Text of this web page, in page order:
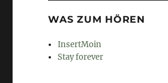
WAS ZUM HÖREN
InsertMoin
Stay forever